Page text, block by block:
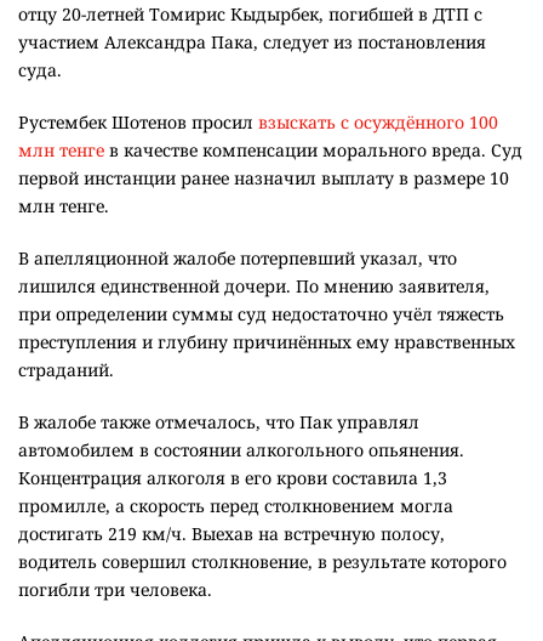
отцу 20-летней Томирис Кыдырбек, погибшей в ДТП с
участием Александра Пака, следует из постановления
суда.
Рустембек Шотенов просил взыскать с осуждённого 100
млн тенге в качестве компенсации морального вреда. Суд
первой инстанции ранее назначил выплату в размере 10
млн тенге.
В апелляционной жалобе потерпевший указал, что
лишился единственной дочери. По мнению заявителя,
при определении суммы суд недостаточно учёл тяжесть
преступления и глубину причинённых ему нравственных
страданий.
В жалобе также отмечалось, что Пак управлял
автомобилем в состоянии алкогольного опьянения.
Концентрация алкоголя в его крови составила 1,3
промилле, а скорость перед столкновением могла
достигать 219 км/ч. Выехав на встречную полосу,
водитель совершил столкновение, в результате которого
погибли три человека.